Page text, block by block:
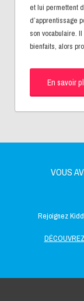
et lui permettent
d’apprentissage
son vocabulaire.
bienfaits, alors
En savoir
VOUS
Rejoignez